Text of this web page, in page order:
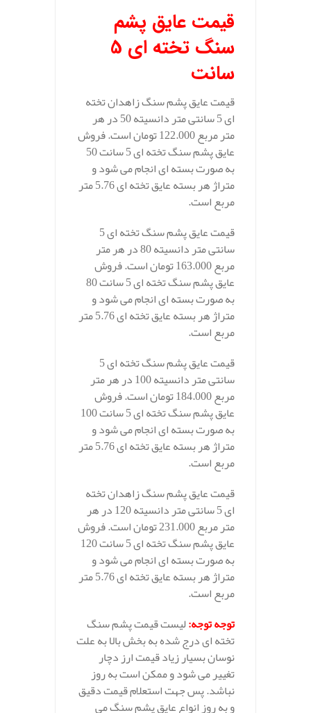
قیمت عایق پشم
سنگ تخته ای 5
سانت
قیمت عایق پشم سنگ زاهدان تخته
ای 5 سانتی متر دانسیته 50 در هر
متر مربع 122.000 تومان است. فروش
عایق پشم سنگ تخته ای 5 سانت 50
به صورت بسته ای انجام می شود و
متراژ هر بسته عایق تخته ای 5.76 متر
مربع است.
قیمت عایق پشم سنگ تخته ای 5
سانتی متر دانسیته 80 در هر متر
مربع 163.000 تومان است. فروش
عایق پشم سنگ تخته ای 5 سانت 80
به صورت بسته ای انجام می شود و
متراژ هر بسته عایق تخته ای 5.76 متر
مربع است.
قیمت عایق پشم سنگ تخته ای 5
سانتی متر دانسیته 100 در هر متر
مربع 184.000 تومان است. فروش
عایق پشم سنگ تخته ای 5 سانت 100
به صورت بسته ای انجام می شود و
متراژ هر بسته عایق تخته ای 5.76 متر
مربع است.
قیمت عایق پشم سنگ زاهدان تخته
ای 5 سانتی متر دانسیته 120 در هر
متر مربع 231.000 تومان است. فروش
عایق پشم سنگ تخته ای 5 سانت 120
به صورت بسته ای انجام می شود و
متراژ هر بسته عایق تخته ای 5.76 متر
مربع است.
توجه توجه:لیست قیمت پشم سنگ
تخته ای درج شده به بخش بالا به علت
نوسان بسیار زیاد قیمت ارز دچار
تغییر می شود و ممکن است به روز
نباشد. پس جهت استعلام قیمت دقیق
و به روز انواع عایق پشم سنگ می